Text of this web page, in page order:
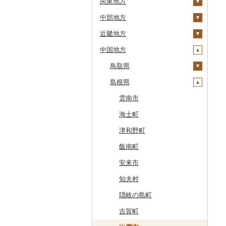
鹿部町
江差町
白老町
せたな町
旭川市
森町
稚内市
標津町
清里町
北斗市
留萌市
白糠町
釧路町
十和田市
大鰐町
南部町
五戸町
藤崎町
六ヶ所村
東北町
三戸町
東通村
黒石市
おいらせ町
鶴田町
階上町
岩手県
宮古市
軽米町
岩手町
矢巾町
釜石市
野田村
普代村
一戸町
陸前高田市
紫波町
滝沢市
住田町
宮城県
柴田町
色麻町
丸森町
大衡村
加美町
利府町
白石市
登米市
山元町
名取市
川崎町
秋田県
大潟村
横手市
能代市
小坂町
仙北市
井川町
潟上市
三種町
藤里町
湯沢市
山形県
村山市
尾花沢市
上山市
河北町
酒田市
新庄市
長井市
小国町
南陽市
福島県
天栄村
広野町
鏡石町
須賀川市
小野町
棚倉町
古殿町
昭和村
茨城県
土浦市
取手市
つくば市
稲敷市
潮来市
五霞町
北茨城市
境町
かすみがうら市
牛久市
常陸太田市
つくばみらい市
栃木県
那須塩原市
市貝町
塩谷町
上三川町
佐野市
真岡市
高根沢町
大田原市
栃木市
日光市
小山市
群馬県
榛東村
下仁田町
玉村町
安中市
川場村
昭和村
甘楽町
明和町
沼田市
桐生市
埼玉県
春日部市
蕨市
戸田市
毛呂山町
久喜市
ふじみ野市
川島町
上里町
川口市
千葉県
勝浦市
袖ケ浦市
我孫子市
長柄町
芝山町
八千代市
横芝光町
多古町
東京都
八王子市
日野市
昭島市
武蔵村山市
葛飾区
小金井市
墨田区
神奈川県
南足柄市
松田町
大井町
中井町
愛川町
山北町
中部地方
新潟県
十日町市
弥彦村
阿賀町
出雲崎町
魚沼市
佐渡市
燕市
南魚沼市
関川村
新発田市
加茂市
富山県
射水市
氷見市
朝日町
高岡市
魚津市
砺波市
入善町
黒部市
立山町
富山県（県庁）
石川県
羽咋市
七尾市
白山市
穴水町
輪島市
中能登町
石川県（県庁）
野々市市
能登町
福井県
美浜町
小浜市
越前町
若狭町
鯖江市
高浜町
勝山市
福井県（県庁）
山梨県
富士吉田市
甲斐市
山梨市
富士川町
大月市
富士河口湖町
韮崎市
長野県
高森町
御代田町
飯田市
青木村
南箕輪村
長野県（県庁）
岐阜県
養老町
八百津町
池田町
関市
瑞穂市
静岡県
下田市
静岡市
吉田町
函南町
愛知県
清須市
田原市
安城市
近畿地方
三重県
鈴鹿市
伊賀市
木曽岬町
多気町
松阪市
桑名市
志摩市
明和町
鳥羽市
いなべ市
滋賀県
長浜市
高島市
草津市
近江八幡市
竜王町
甲賀市
湖南市
大津市
彦根市
京都府
宮津市
伊根町
与謝野町
福知山市
亀岡市
城陽市
久御山町
京丹後市
大阪府
茨木市
豊能町
枚方市
河内長野市
泉佐野市
交野市
藤井寺市
兵庫県
上郡町
神河町
小野市
太子町
西宮市
佐用町
奈良県
曽爾村
河合町
宇陀市
田原本町
山添村
和歌山県
湯浅町
有田市
橋本市
広川町
中国地方
鳥取県
鳥取県（県庁）
米子市
大山町
琴浦町
日野町
鳥取市
北栄町
境港市
智頭町
島根県
雲南市
海士町
津和野町
飯南町
安来市
知夫村
隠岐の島町
吉賀町